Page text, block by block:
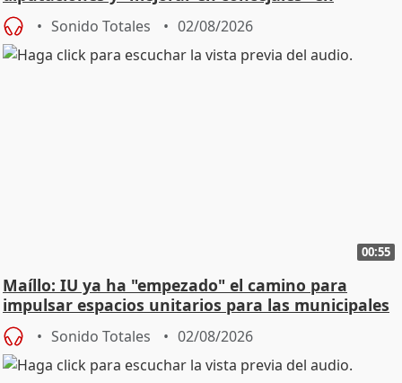
ciudades
Sonido Totales 02/08/2026
00:55
Maíllo: IU ya ha "empezado" el camino para
impulsar espacios unitarios para las municipales
Sonido Totales 02/08/2026